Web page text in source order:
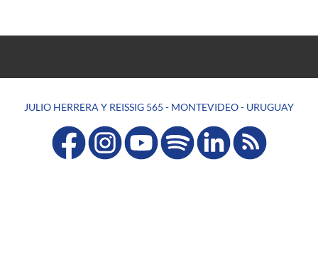
JULIO HERRERA Y REISSIG 565 - MONTEVIDEO - URUGUAY